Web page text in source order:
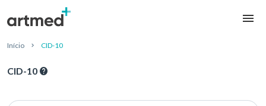
Início CID-10
CID-10